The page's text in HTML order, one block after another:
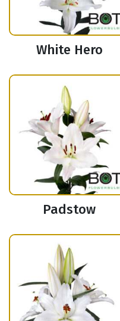
White Hero
Padstow